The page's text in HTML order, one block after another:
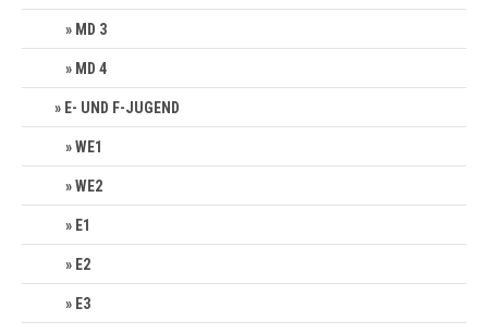
MD 3
MD 4
E- UND F-JUGEND
WE1
WE2
E1
E2
E3